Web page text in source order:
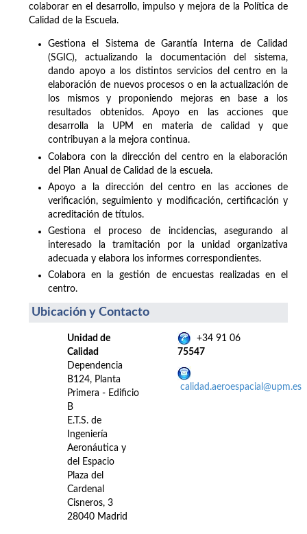
colaborar en el desarrollo, impulso y mejora de la Política de
Calidad de la Escuela.
Gestiona el Sistema de Garantía Interna de Calidad
(SGIC), actualizando la documentación del sistema,
dando apoyo a los distintos servicios del centro en la
elaboración de nuevos procesos o en la actualización de
los mismos y proponiendo mejoras en base a los
resultados obtenidos. Apoyo en las acciones que
desarrolla la UPM en materia de calidad y que
contribuyan a la mejora continua.
Colabora con la dirección del centro en la elaboración
del Plan Anual de Calidad de la escuela.
Apoyo a la dirección del centro en las acciones de
verificación, seguimiento y modificación, certificación y
acreditación de títulos.
Gestiona el proceso de incidencias, asegurando al
interesado la tramitación por la unidad organizativa
adecuada y elabora los informes correspondientes.
Colabora en la gestión de encuestas realizadas en el
centro.
Ubicación y Contacto
Unidad de
Calidad
Dependencia
B124, Planta
Primera - Edificio
B
E.T.S. de
Ingeniería
Aeronáutica y
del Espacio
Plaza del
Cardenal
Cisneros, 3
28040 Madrid
+34 91 06
75547
calidad.aeroespacial@upm.es